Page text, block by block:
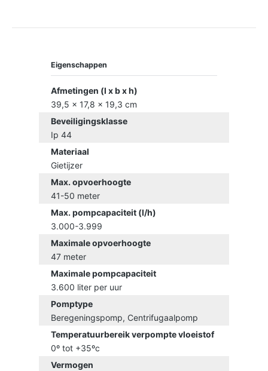
Eigenschappen
Afmetingen (l x b x h)
39,5 x 17,8 x 19,3 cm
Beveiligingsklasse
Ip 44
Materiaal
Gietijzer
Max. opvoerhoogte
41-50 meter
Max. pompcapaciteit (l/h)
3.000-3.999
Maximale opvoerhoogte
47 meter
Maximale pompcapaciteit
3.600 liter per uur
Pomptype
Beregeningspomp, Centrifugaalpomp
Temperatuurbereik verpompte vloeistof
0º tot +35ºc
Vermogen